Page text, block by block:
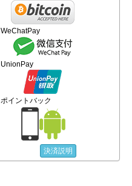
WeChatPay
UnionPay
ポイントバック
決済説明